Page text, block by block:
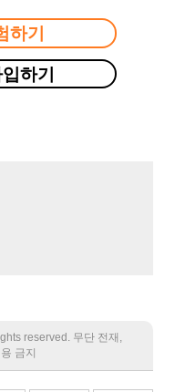
하기
하기
reserved. 무단 전재,
금지